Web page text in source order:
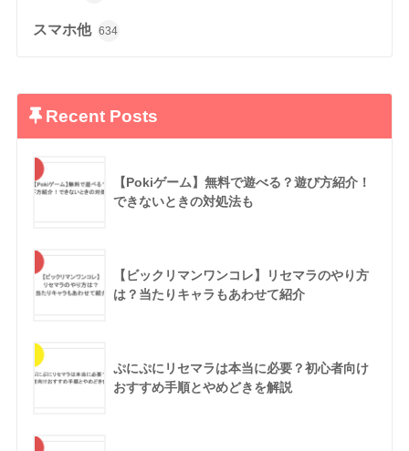
スマホ他 634
Recent Posts
【Pokiゲーム】無料で遊べる？遊び方紹介！
できないときの対処法も
【ビックリマンワンコレ】リセマラのやり方
は？当たりキャラもあわせて紹介
ぷにぷにリセマラは本当に必要？初心者向け
おすすめ手順とやめどきを解説